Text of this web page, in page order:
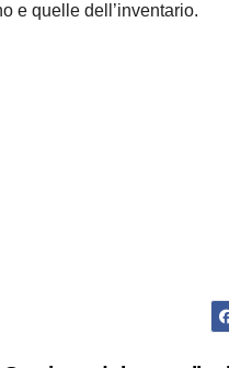
e quelle dell’inventario.